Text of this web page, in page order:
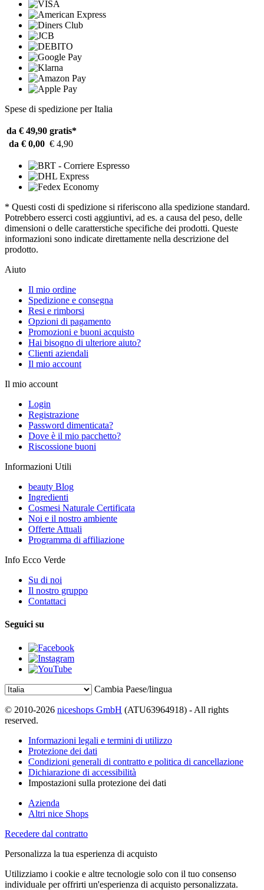
Spese di spedizione per Italia
da € 49,90 gratis*
da € 0,00 € 4,90
* Questi costi di spedizione si riferiscono alla spedizione standard.
Potrebbero esserci costi aggiuntivi, ad es. a causa del peso, delle
dimensioni o delle caratterstiche specifiche dei prodotti. Queste
informazioni sono indicate direttamente nella descrizione del
prodotto.
Aiuto
Il mio ordine
Spedizione e consegna
Resi e rimborsi
Opzioni di pagamento
Promozioni e buoni acquisto
Hai bisogno di ulteriore aiuto?
Clienti aziendali
Il mio account
Il mio account
Login
Registrazione
Password dimenticata?
Dove è il mio pacchetto?
Riscossione buoni
Informazioni Utili
beauty Blog
Ingredienti
Cosmesi Naturale Certificata
Noi e il nostro ambiente
Offerte Attuali
Programma di affiliazione
Info Ecco Verde
Su di noi
Il nostro gruppo
Contattaci
Seguici su
Cambia Paese/lingua
© 2010-2026 niceshops GmbH (ATU63964918) - All rights
reserved.
Informazioni legali e termini di utilizzo
Protezione dei dati
Condizioni generali di contratto e politica di cancellazione
Dichiarazione di accessibilità
Impostazioni sulla protezione dei dati
Azienda
Altri nice Shops
Recedere dal contratto
Personalizza la tua esperienza di acquisto
Utilizziamo i cookie e altre tecnologie solo con il tuo consenso
individuale per offrirti un'esperienza di acquisto personalizzata.